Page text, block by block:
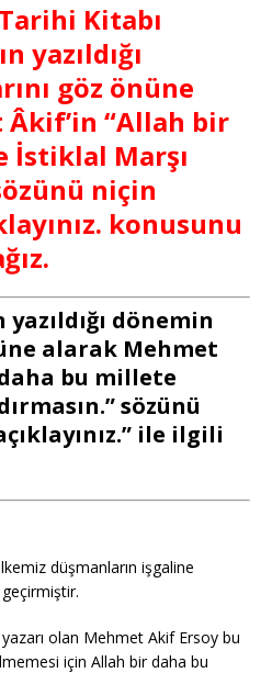
Kitabı
yazıldığı
göz önüne
“Allah bir
İstiklal Marşı
niçin
konusunu
dönemin
alarak Mehmet
bu millete
sözünü
ile ilgili
düşmanların işgaline
yazarı olan Mehmet Akif Ersoy bu
için Allah bir daha bu